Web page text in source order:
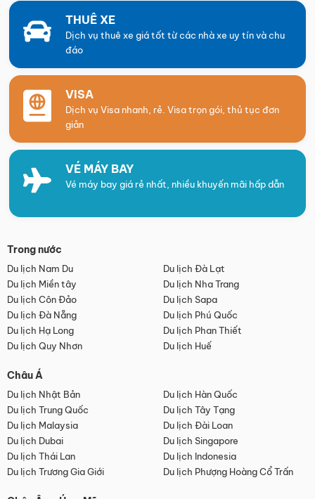
THUÊ XE
Dịch vụ thuê xe giá tốt từ các nhà xe uy tín và chu
đáo
VISA
Dịch vụ Visa nhanh, rẻ. Visa trọn gói, thủ tục đơn
giản
VÉ MÁY BAY
Vé máy bay giá rẻ nhất, nhiều khuyến mãi hấp dẫn
Trong nước
Du lịch Nam Du
Du lịch Đà Lạt
Du lịch Miền tây
Du lịch Nha Trang
Du lịch Côn Đảo
Du lịch Sapa
Du lịch Đà Nẵng
Du lịch Phú Quốc
Du lịch Hạ Long
Du lịch Phan Thiết
Du lịch Quy Nhơn
Du lịch Huế
Châu Á
Du lịch Nhật Bản
Du lịch Hàn Quốc
Du lịch Trung Quốc
Du lịch Tây Tạng
Du lịch Malaysia
Du lịch Đài Loan
Du lịch Dubai
Du lịch Singapore
Du lịch Thái Lan
Du lịch Indonesia
Du lịch Trương Gia Giới
Du lịch Phượng Hoàng Cổ Trấn